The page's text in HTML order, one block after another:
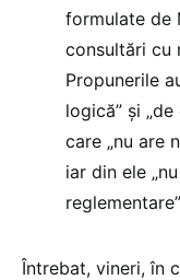
formulate de
consultări cu
Propunerile
logică” și
care „nu are
iar din ele
reglementare”
Întrebat, vineri, în